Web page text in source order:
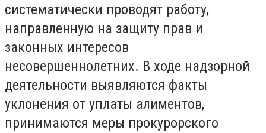
систематически проводят работу,
направленную на защиту прав и
законных интересов
несовершеннолетних. В ходе надзорной
деятельности выявляются факты
уклонения от уплаты алиментов,
принимаются меры прокурорского